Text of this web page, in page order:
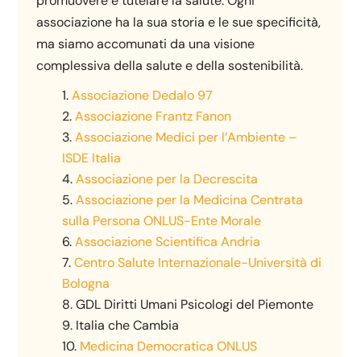
associazione ha la sua storia e le sue specificità,
ma siamo accomunati da una visione
complessiva della salute e della sostenibilità.
Associazione Dedalo 97
Associazione Frantz Fanon
Associazione Medici per l’Ambiente –
ISDE Italia
Associazione per la Decrescita
Associazione per la Medicina Centrata
sulla Persona ONLUS-Ente Morale
Associazione Scientifica Andria
Centro Salute Internazionale-Università di
Bologna
GDL Diritti Umani Psicologi del Piemonte
Italia che Cambia
Medicina Democratica ONLUS